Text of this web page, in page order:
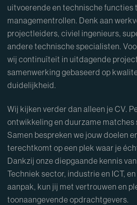
uitvoerende en technische functies
managementrollen. Denk aan
projectleiders, civiel ingenieurs,
andere technische specialisten.
wij continuïteit in uitdagende
samenwerking gebaseerd op
duidelijkheid.
Wij kijken verder dan alleen je CV.
ontwikkeling en duurzame matches
Samen bespreken we jouw doelen
terechtkomt op een plek waar je
Dankzij onze diepgaande kennis
Techniek sector, industrie en ICT,
aanpak, kun jij met vertrouwen en
toonaangevende opdrachtgevers.